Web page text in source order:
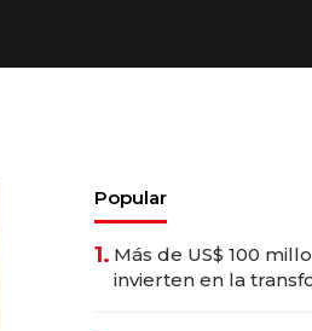
Popular
1. Más de US$ 100
invierten en la